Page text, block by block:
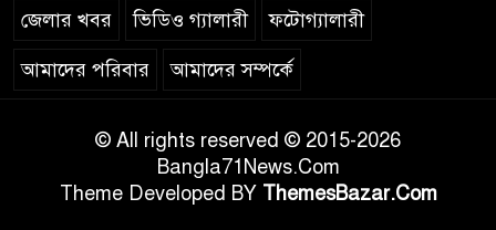
জেলার খবর ভিডিও গ্যালারী ফটোগ্যালারী
আমাদের পরিবার আমাদের সম্পর্কে
© All rights reserved © 2015-2026
Bangla71News.Com
Theme Developed BY ThemesBazar.Com